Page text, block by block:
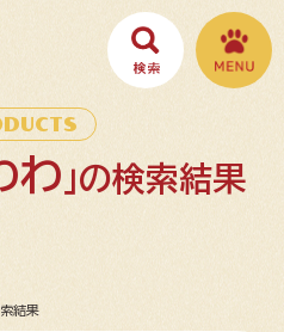
わ 」の検索結果
索結果